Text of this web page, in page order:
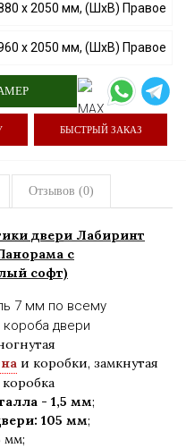
х 2050 мм, (ШхВ) Правое
х 2050 мм, (ШхВ) Правое
БЫСТРЫЙ ЗАКАЗ
Отзывов (0)
двери Лабиринт
с
софт)
7 мм по всему
двери
и коробки, замкнутая
- 1,5 мм;
105 мм;
мм;